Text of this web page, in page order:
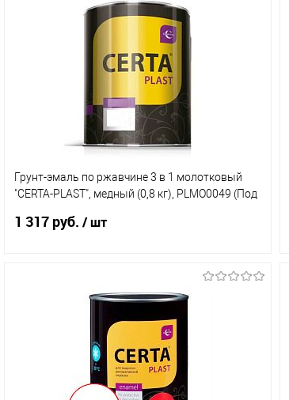
Грунт-эмаль по ржавчине 3 в 1 молотковый
"CERTA-PLAST", медный (0,8 кг), PLMO0049 (Под
1 317 руб. / шт
Купить в 1 клик
Сравнение
В наличии (5)